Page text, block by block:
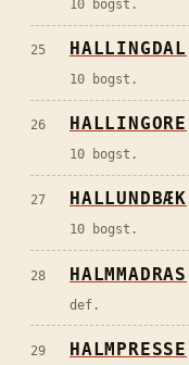
10 bogst.
25 HALLINGDAL
10 bogst.
26 HALLINGORE
10 bogst.
27 HALLUNDBÆK
10 bogst.
28 HALMMADRAS
def.
29 HALMPRESSE